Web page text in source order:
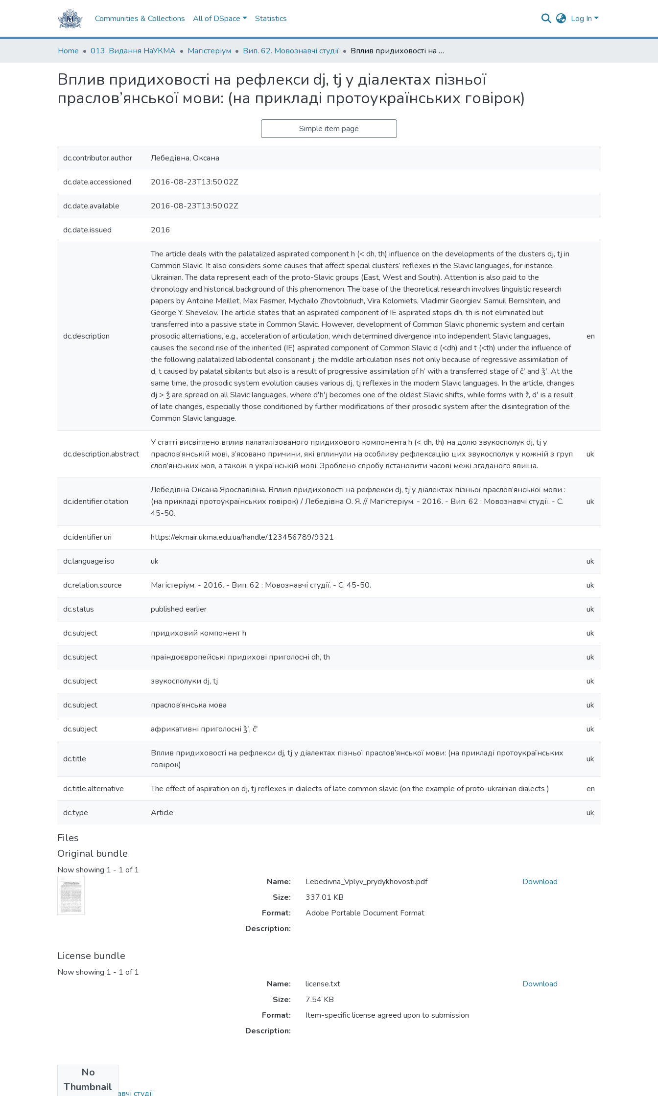
Communities & Collections All of DSpace Statistics Log In
Home 013. Видання НаУКМА Магістеріум Вип. 62. Мовознавчі студії Вплив придиховості на рефлекси dj, tj у діалектах пізньої праслов’янської мови: (на прикладі протоукраїнських говірок)
Вплив придиховості на рефлекси dj, tj у діалектах пізньої
праслов’янської мови: (на прикладі протоукраїнських говірок)
Simple item page
dc.contributor.author Лебедівна, Оксана
dc.date.accessioned 2016-08-23T13:50:02Z
dc.date.available 2016-08-23T13:50:02Z
dc.date.issued 2016
dc.description
The article deals with the palatalized aspirated component h (< dh, th) influence on the developments of the clusters dj, tj in
Common Slavic. It also considers some causes that affect special clusters’ reflexes in the Slavic languages, for instance,
Ukrainian. The data represent each of the proto-Slavic groups (East, West and South). Attention is also paid to the
chronology and historical background of this phenomenon. The base of the theoretical research involves linguistic research
papers by Antoine Meillet, Max Fasmer, Mychailo Zhovtobriuch, Vira Kolomiets, Vladimir Georgiev, Samuil Bernshtein, and
George Y. Shevelov. The article states that an aspirated component of IE aspirated stops dh, th is not eliminated but
transferred into a passive state in Common Slavic. However, development of Common Slavic phonemic system and certain
prosodic alternations, e.g., acceleration of articulation, which determined divergence into independent Slavic languages,
causes the second rise of the inherited (IE) aspirated component of Common Slavic d (<dh) and t (<th) under the influence of
the following palatalized labiodental consonant j; the middle articulation rises not only because of regressive assimilation of
d, t caused by palatal sibilants but also is a result of progressive assimilation of h’ with a transferred stage of čʹ and ǯʹ. At the
same time, the prosodic system evolution causes various dj, tj reflexes in the modern Slavic languages. In the article, changes
dj > ǯ are spread on all Slavic languages, where dʹhʹj becomes one of the oldest Slavic shifts, while forms with ž, dʹ is a result
of late changes, especially those conditioned by further modifications of their prosodic system after the disintegration of the
Common Slavic language.
en
dc.description.abstract
У статті висвітлено вплив палаталізованого придихового компонента h (< dh, th) на долю звукосполук dj, tj у
праслов’янській мові, з’ясовано причини, які вплинули на особливу рефлексацію цих звукосполук у кожній з груп
слов’янських мов, а також в українській мові. Зроблено спробу встановити часові межі згаданого явища.
uk
dc.identifier.citation
Лебедівна Оксана Ярославівна. Вплив придиховості на рефлекси dj, tj у діалектах пізньої праслов’янської мови :
(на прикладі протоукраїнських говірок) / Лебедівна О. Я. // Магістеріум. - 2016. - Вип. 62 : Мовознавчі студії. - С.
45-50.
uk
dc.identifier.uri https://ekmair.ukma.edu.ua/handle/123456789/9321
dc.language.iso uk uk
dc.relation.source Магістеріум. - 2016. - Вип. 62 : Мовознавчі студії. - С. 45-50. uk
dc.status published earlier uk
dc.subject придиховий компонент h uk
dc.subject праіндоєвропейські придихові приголосні dh, th uk
dc.subject звукосполуки dj, tj uk
dc.subject праслов’янська мова uk
dc.subject африкативні приголосні ǯʹ, čʹ uk
dc.title
Вплив придиховості на рефлекси dj, tj у діалектах пізньої праслов’янської мови: (на прикладі протоукраїнських
говірок)
uk
dc.title.alternative The effect of aspiration on dj, tj reflexes in dialects of late common slavic (on the example of proto-ukrainian dialects ) en
dc.type Article uk
Files
Original bundle
Now showing 1 - 1 of 1
Name:
Lebedivna_Vplyv_prydykhovosti.pdf
Size:
337.01 KB
Format:
Adobe Portable Document Format
Description:
Download
License bundle
Now showing 1 - 1 of 1
No
Thumbnail
Name:
license.txt
Size:
7.54 KB
Format:
Item-specific license agreed upon to submission
Description:
Download
Collections
Вип. 62. Мовознавчі студії